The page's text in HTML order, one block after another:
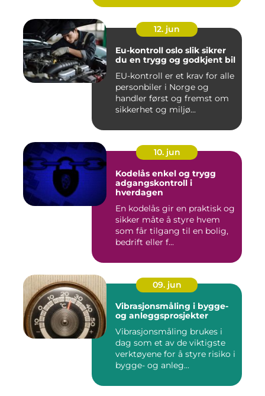
12. jun
Eu-kontroll oslo slik sikrer
du en trygg og godkjent bil
EU-kontroll er et krav for alle
personbiler i Norge og
handler først og fremst om
sikkerhet og miljø...
10. jun
Kodelås enkel og trygg
adgangskontroll i
hverdagen
En kodelås gir en praktisk og
sikker måte å styre hvem
som får tilgang til en bolig,
bedrift eller f...
09. jun
Vibrasjonsmåling i bygge-
og anleggsprosjekter
Vibrasjonsmåling brukes i
dag som et av de viktigste
verktøyene for å styre risiko i
bygge- og anleg...